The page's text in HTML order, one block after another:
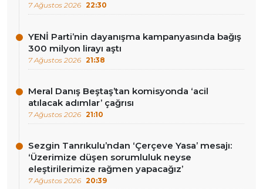
7 Ağustos 2026 22:30
YENİ Parti’nin dayanışma kampanyasında bağış
300 milyon lirayı aştı
7 Ağustos 2026 21:38
Meral Danış Beştaş’tan komisyonda ‘acil
atılacak adımlar’ çağrısı
7 Ağustos 2026 21:10
Sezgin Tanrıkulu’ndan ‘Çerçeve Yasa’ mesajı:
‘Üzerimize düşen sorumluluk neyse
eleştirilerimize rağmen yapacağız’
7 Ağustos 2026 20:39